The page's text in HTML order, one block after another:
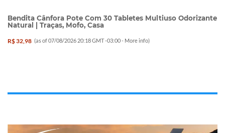
Bendita Cânfora Pote Com 30 Tabletes Multiuso Odorizante
Natural | Traças, Mofo, Casa
R$ 32,98 (as of 07/08/2026 20:18 GMT -03:00 - More info)